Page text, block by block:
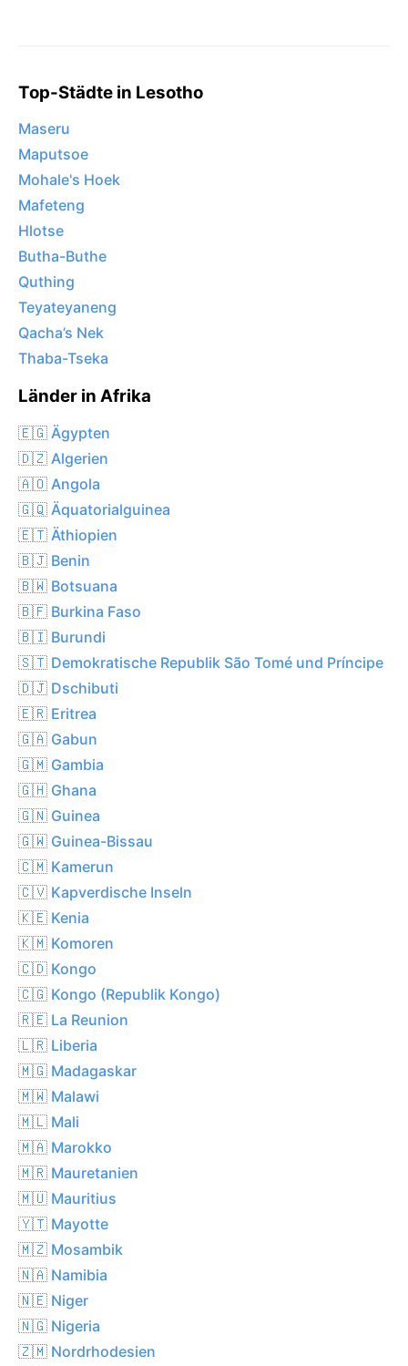
Top-Städte in Lesotho
Maseru
Maputsoe
Mohale's Hoek
Mafeteng
Hlotse
Butha-Buthe
Quthing
Teyateyaneng
Qacha’s Nek
Thaba-Tseka
Länder in Afrika
🇪🇬 Ägypten
🇩🇿 Algerien
🇦🇴 Angola
🇬🇶 Äquatorialguinea
🇪🇹 Äthiopien
🇧🇯 Benin
🇧🇼 Botsuana
🇧🇫 Burkina Faso
🇧🇮 Burundi
🇸🇹 Demokratische Republik São Tomé und Príncipe
🇩🇯 Dschibuti
🇪🇷 Eritrea
🇬🇦 Gabun
🇬🇲 Gambia
🇬🇭 Ghana
🇬🇳 Guinea
🇬🇼 Guinea-Bissau
🇨🇲 Kamerun
🇨🇻 Kapverdische Inseln
🇰🇪 Kenia
🇰🇲 Komoren
🇨🇩 Kongo
🇨🇬 Kongo (Republik Kongo)
🇷🇪 La Reunion
🇱🇷 Liberia
🇲🇬 Madagaskar
🇲🇼 Malawi
🇲🇱 Mali
🇲🇦 Marokko
🇲🇷 Mauretanien
🇲🇺 Mauritius
🇾🇹 Mayotte
🇲🇿 Mosambik
🇳🇦 Namibia
🇳🇪 Niger
🇳🇬 Nigeria
🇿🇲 Nordrhodesien